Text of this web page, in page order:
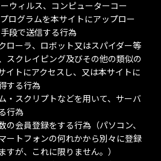
ウィルス、コンピューターコー
ログラムを本サイトにアップロー
段で送信する行為
ローラ、ロボット又はスパイダー等
スクレイピング及びその他の類似の
イトにアクセスし、又は本サイトに
する行為
・スクリプトなどを用いて、サーバ
行為
の会員登録をする行為（パソコン、
ートフォンの何れかから別々に登録
すが、これに限りません。）